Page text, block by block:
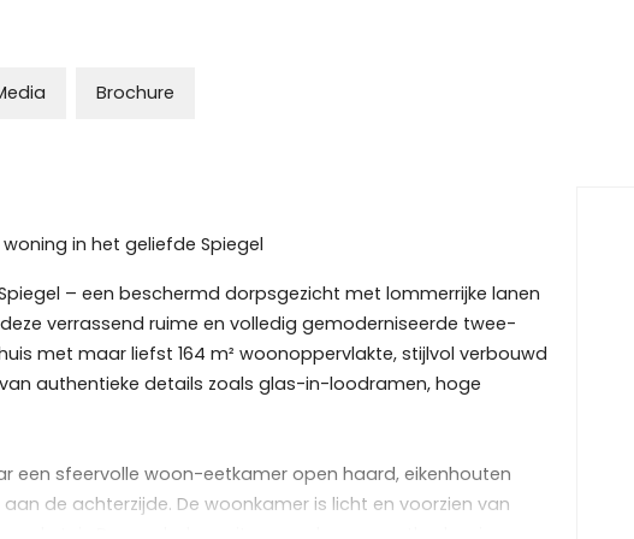
Brochure
in het geliefde Spiegel
– een beschermd dorpsgezicht met lommerrijke lanen
verrassend ruime en volledig gemoderniseerde twee-
met maar liefst 164 m² woonoppervlakte, stijlvol verbouwd
authentieke details zoals glas-in-loodramen, hoge
een sfeervolle woon-eetkamer open haard, eikenhouten
de achterzijde. De woonkamer is licht en voorzien van